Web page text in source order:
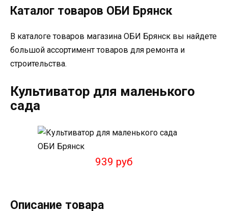
Каталог товаров ОБИ Брянск
В каталоге товаров магазина ОБИ Брянск вы найдете
большой ассортимент товаров для ремонта и
строительства.
Культиватор для маленького
сада
939 руб
Описание товара